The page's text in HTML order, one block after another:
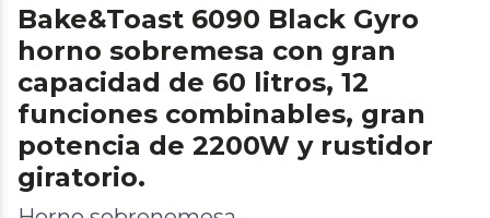
Bake&Toast 6090 Black Gyro
horno sobremesa con gran
capacidad de 60 litros, 12
funciones combinables, gran
potencia de 2200W y rustidor
giratorio.